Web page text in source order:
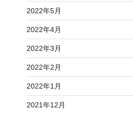
2022年5月
2022年4月
2022年3月
2022年2月
2022年1月
2021年12月